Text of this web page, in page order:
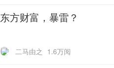
东方财富，暴雷？
二马由之 1.6万阅